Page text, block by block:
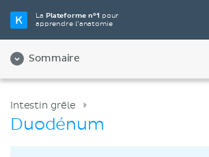
La Plateforme n°1 pour
apprendre l’anatomie
Sommaire
Intestin grêle
Duodénum